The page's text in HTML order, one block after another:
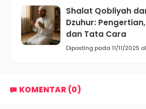
Shalat Qobliyah
Dzuhur:
dan Tata Cara
Diposting pada 11/11/2025
KOMENTAR (0)